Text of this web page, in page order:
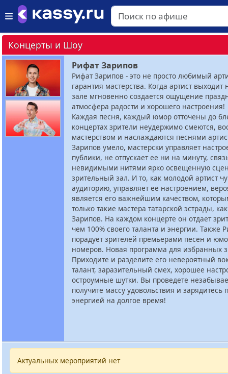
Концерты и Шоу
Рифат Зарипов
Рифат Зарипов - это не просто любимый
гарантия мастерства. Когда артист выходит
зале мгновенно создается ощущение
атмосфера радости и хорошего настроения!
Каждая песня, каждый юмор отточены до
концертах зрители неудержимо смеются,
мастерством и наслаждаются песнями
Зарипов умело, мастерски управляет
публики, не отпускает ее ни на минуту,
невидимыми нитями ярко освещенную
зрительный зал. И то, как молодой артист
аудиторию, управляет ее настроением,
является его важнейшим качеством,
только такие мастера татарской эстрады,
Зарипов. На каждом концерте он отдает
чем 100% своего таланта и энергии. Также
порадует зрителей премьерами песен и
номеров. Новая программа для избранных
Приходите и разделите его невероятный
талант, заразительный смех, хорошее
остроумные шутки. Вы проведете
получите массу удовольствия и зарядитесь
энергией на долгое время!
Актуальных мероприятий нет